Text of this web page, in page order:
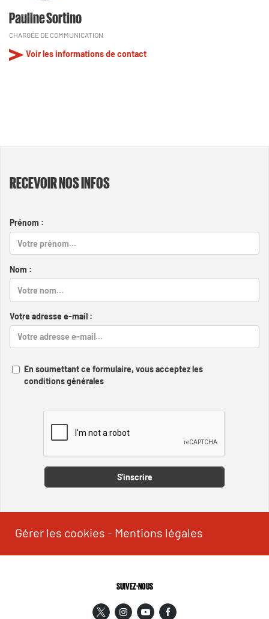
Pauline Sortino
CHARGÉE DE COMMUNICATION
Voir les informations de contact
RECEVOIR NOS INFOS
Prénom :
Nom :
Votre adresse e-mail :
En soumettant ce formulaire, vous acceptez les
conditions générales
S'inscrire
Gérer les cookies - Mentions légales
SUIVEZ-NOUS